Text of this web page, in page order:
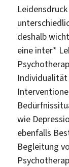
deshalb
eine inter*
Individualität
wie
ebenfalls
Begleitung